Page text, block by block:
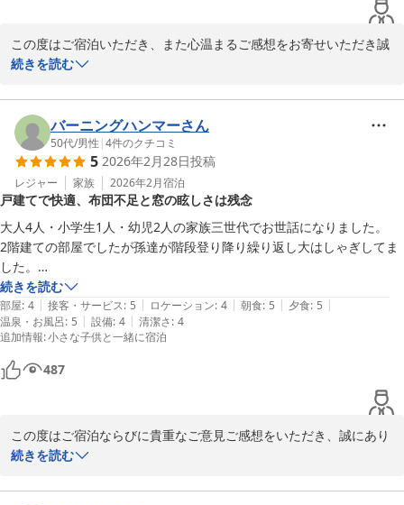
この度はご宿泊いただき、また心温まるご感想をお寄せいただき誠
にありがとうございます。
変嬉しく存じます。お子様達にもお楽しみいただけたとのこと、何
よりでございます。
自販機につきましては貴重なご意見として今後の参考にさせていた
だきます。
是非また皆さまにお会いできることを、従業員一同心よりお待ちし
ております。
ＭＡＫＡＩ ＫＡＭＯＧＡＷＡ ＲＥＳＯＲＴ
2026-03-01
続きを読む
バーニングハンマーさん
50代/男性 |4件のクチコミ
5 2026年2月28日投稿
レジャー 家族 2026年2月宿泊
戸建てで快適、布団不足と窓の眩しさは残念
大人4人・小学生1人・幼児2人の家族三世代でお世話になりました。
2階建ての部屋でしたが孫達が階段登り降り繰り返し大はしゃぎしてま
した。
戸建により他の方々に迷惑がかからないのはメリットでした。
ただ残念なのは2点あります。
2階は布団を自分達でひく仕様でしたが、掛布団が1枚足りませんでし
た。
道路側の小窓は明け方になると眩しかったのでカーテンのようなものが
あった方がよいです。
チェックアウト後に家族写真撮っていただきありがとうございました。
非常に良い思い出となりました。
続きを読む
部屋: 4 | 接客・サービス: 5 | ロケーション: 4 | 朝食: 5 | 夕食: 5 |
温泉・お風呂: 5 | 設備: 4 | 清潔さ: 4
追加情報:小さな子供と一緒に宿泊
487
この度はご宿泊ならびに貴重なご意見ご感想をいただき、誠にあり
がとうございます。
戸建てならではの快適さを感じていただけたとのこと大変嬉しく存
続きを読む